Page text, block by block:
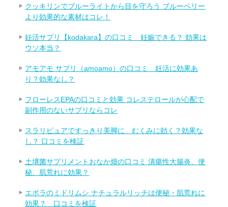
クッキリンでブルーライトから目を守ろう ブルーベリー
より効果的な素材はコレ！
妊活サプリ【kodakara】の口コミ 妊娠できる？ 効果は
ウソ本当？
アモアモ サプリ（amoamo）の口コミ 妊活に効果あ
り？効果なし？
フローレスEPAの口コミと効果 コレステロールが心配で
副作用のないサプリならコレ
スラリピュアですっきり美脚に むくみに効く？効果な
し？ 口コミを検証
土壌菌サプリメントおなか畑の口コミ 潰瘍性大腸炎、便
秘、肌荒れに効果？
エポラのミドリムシ ナチュラルリッチは便秘・肌荒れに
効果？ 口コミを検証